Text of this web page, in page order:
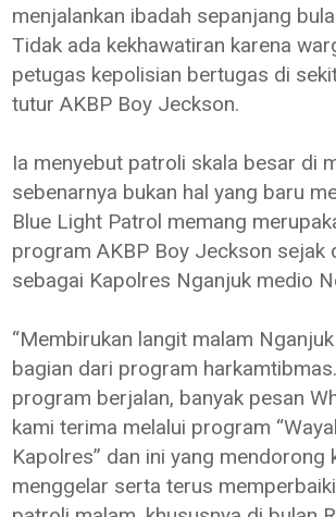
menjalankan ibadah sepanjang
Tidak ada kekhawatiran karena
petugas kepolisian bertugas di
tutur AKBP Boy Jeckson.
Ia menyebut patroli skala besar di
sebenarnya bukan hal yang baru
Blue Light Patrol memang
program AKBP Boy Jeckson sejak
sebagai Kapolres Nganjuk medio
“Membirukan langit malam
bagian dari program
program berjalan, banyak pesan
kami terima melalui program
Kapolres” dan ini yang mendorong
menggelar serta terus